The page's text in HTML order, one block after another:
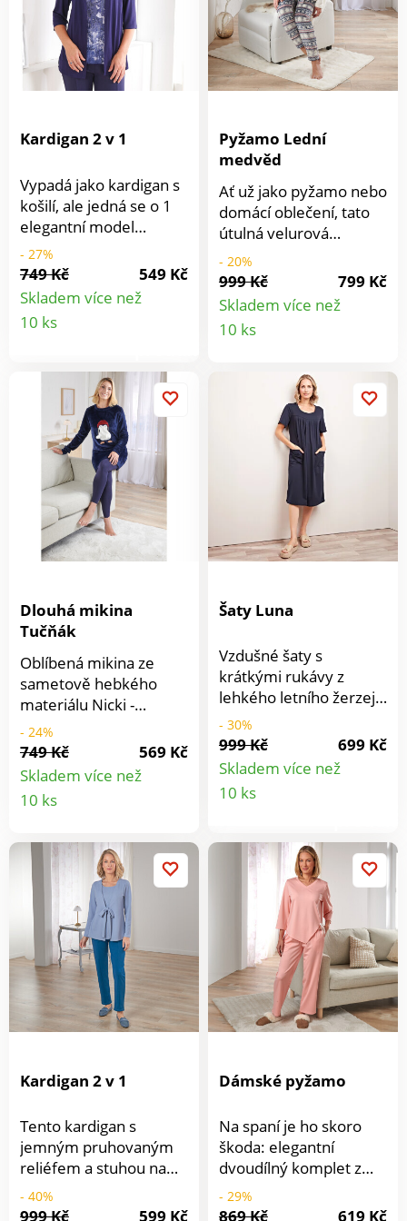
nejen ochrání před
větrem a chladem, ale
také přidá stylový
prvek. Tento kontrast
barev dává Vaší bundě
nezaměnitelný vzhled!
Kardigan 2 v 1
Vypadá jako kardigan s
košilí, ale jedná se o 1
elegantní model
žerzeje. Vložka je
podšita tylem a
zajišťuje slavnostní
glamour efekt. Lze prát
při 30 °C. Lichotivý
vzhled.
- 27%
749 Kč
549 Kč
Skladem více než
10 ks
Pyžamo Lední
medvěd
Ať už jako pyžamo nebo
domácí oblečení, tato
útulná velurová
dvoudílná souprava je
neodolatelná! Top
zdobí roztomilé mládě
ledního medvídka a
elegantní šála.
norským vzorem a
elastickým pasem jsou
úžasně pohodlné a
útulné. Lze prán při 30
°C. Sametově měkký
velur. S aplikací ledního
medvěda + šál. 2 díly.
- 20%
999 Kč
799 Kč
Skladem více než
10 ks
Dlouhá mikina
Tučňák
Oblíbená mikina ze
sametově hebkého
materiálu Nicki -
zachumlejte se a buďte
v pohodlí! Ležérní
dlouhý střih s
roztomilou aplikací
tučňáka a zábavnými
hřejivá a lichotivá.
Délka cca 85 cm. Lze
prát při 30 °C. Příjemný
materiál. Jemný. Se 2
bambulkami.
- 24%
749 Kč
569 Kč
Skladem více než
10 ks
Šaty Luna
Vzdušné šaty s
krátkými rukávy z
lehkého letního žerzeje
s kapsami - měkké,
splývavéa velmi
lichotivé. Lze prát při
30 °C.
- 30%
999 Kč
699 Kč
Skladem více než
10 ks
Kardigan 2 v 1
Tento kardigan s
jemným pruhovaným
reliéfem a stuhou na
zavázání zaujme svým
sofistikovaným
- 40%
999 Kč 599 Kč
Dámské pyžamo
Na spaní je ho skoro
škoda: elegantní
dvoudílný komplet z
hedvábně měkkého
žerzeje. 3/4 rukáv.
- 29%
869 Kč 619 Kč